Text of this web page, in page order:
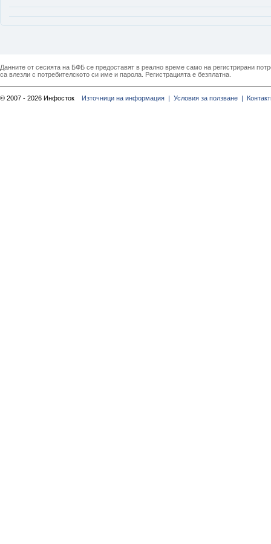
Данните от сесията на БФБ се предоставят в реално време само на регистрирани
са влезли с потребителското си име и парола. Регистрацията е безплатна.
© 2007 - 2026 Инфосток Източници на информация | Условия за ползване |